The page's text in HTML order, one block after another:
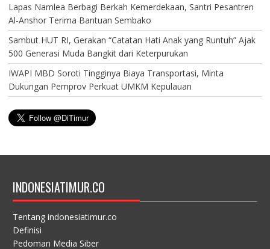
Lapas Namlea Berbagi Berkah Kemerdekaan, Santri Pesantren
Al-Anshor Terima Bantuan Sembako
Sambut HUT RI, Gerakan “Catatan Hati Anak yang Runtuh” Ajak
500 Generasi Muda Bangkit dari Keterpurukan
IWAPI MBD Soroti Tingginya Biaya Transportasi, Minta
Dukungan Pemprov Perkuat UMKM Kepulauan
INDONESIATIMUR.CO
Tentang indonesiatimur.co
Definisi
Pedoman Media Siber